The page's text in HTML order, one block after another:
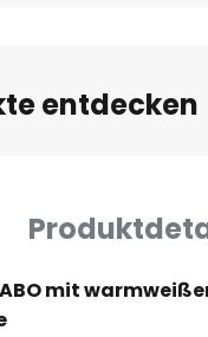
entdecken
mit